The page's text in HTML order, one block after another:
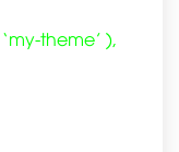
theme’ ),